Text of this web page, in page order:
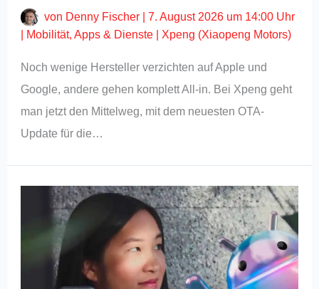
von Denny Fischer |7. August 2026 um 14:00 Uhr
Mobilität,Apps & Dienste Xpeng (Xiaopeng Motors)
Noch wenige Hersteller verzichten auf Apple und
Google, andere gehen komplett All-in. Bei Xpeng geht
man jetzt den Mittelweg, mit dem neuesten OTA-
Update für die…